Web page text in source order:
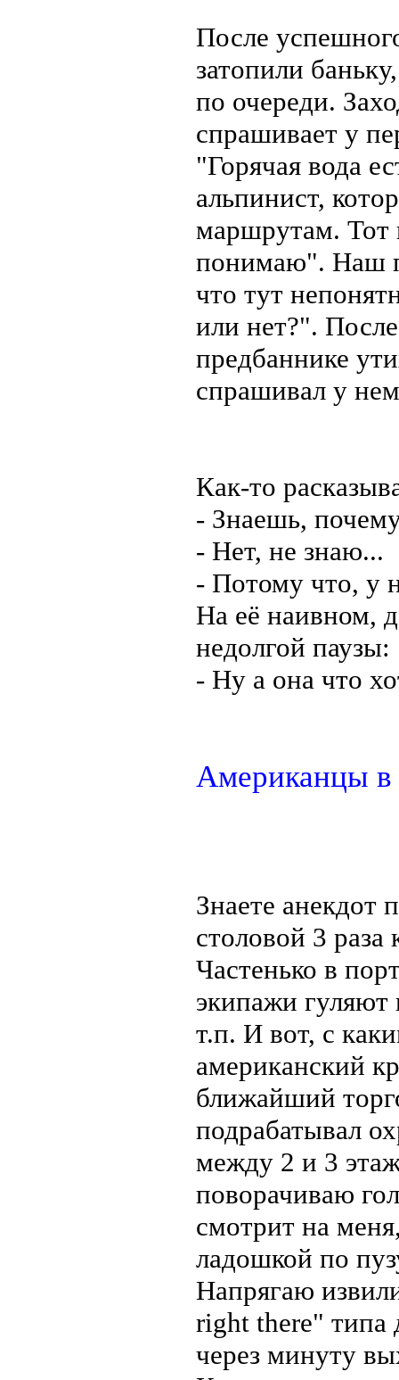
После
затопили
по очереди.
спрашивает у
"Горячая вода
альпинист,
маршрутам. Тот
понимаю". Наш
что тут
или нет?".
предбаннике
спрашивал у
Как-то
- Знаешь,
- Нет, не знаю...
- Потому что, у
На её наивном,
недолгой паузы:
- Ну а она что
Американцы в
Знаете анекдот
столовой 3
Частенько в
экипажи
т.п. И вот, с
американский
ближайший
подрабатывал
между 2 и 3
поворачиваю
смотрит на
ладошкой по
Напрягаю
right there" типа
через минуту